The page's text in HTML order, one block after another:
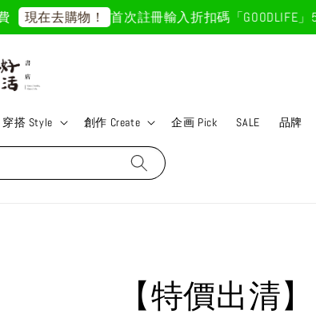
現在去購物！ 首次註冊輸入折扣碼「GOODLIFE」
穿搭 Style 創作 Create 企画 Pick SALE 品牌
【特價出清